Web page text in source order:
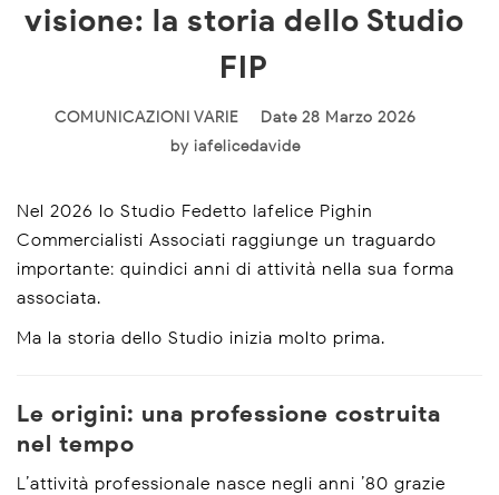
visione: la storia dello Studio
FIP
COMUNICAZIONI VARIE
Date 28 Marzo 2026
by iafelicedavide
Nel 2026 lo Studio Fedetto Iafelice Pighin –
Commercialisti Associati raggiunge un traguardo
importante: quindici anni di attività nella sua forma
associata.
Ma la storia dello Studio inizia molto prima.
Le origini: una professione costruita
nel tempo
L’attività professionale nasce negli anni ’80 grazie